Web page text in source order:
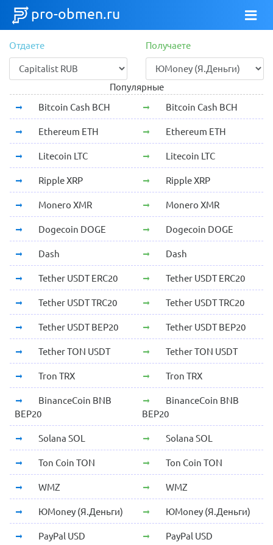
pro-obmen.ru
Отдаете Получаете
Популярные
Bitcoin Cash BCH
Bitcoin Cash BCH
Ethereum ETH Ethereum ETH
Litecoin LTC Litecoin LTC
Ripple XRP Ripple XRP
Monero XMR Monero XMR
Dogecoin DOGE Dogecoin DOGE
Dash Dash
Tether USDT ERC20 Tether USDT ERC20
Tether USDT TRC20 Tether USDT TRC20
Tether USDT BEP20 Tether USDT BEP20
Tether TON USDT Tether TON USDT
Tron TRX Tron TRX
BinanceCoin BNB
BEP20
BinanceCoin BNB
BEP20
Solana SOL Solana SOL
Ton Coin TON Ton Coin TON
WMZ WMZ
ЮMoney (Я.Деньги) ЮMoney (Я.Деньги)
PayPal USD PayPal USD